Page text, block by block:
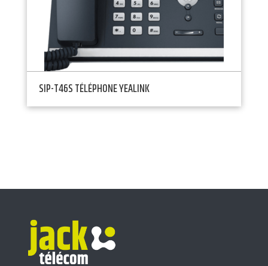
SIP-T46S TÉLÉPHONE YEALINK